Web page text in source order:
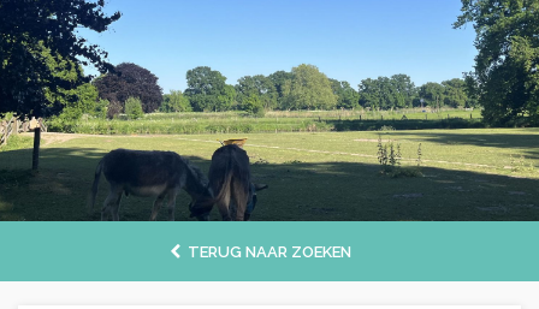
TERUG NAAR ZOEKEN